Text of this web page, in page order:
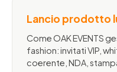
Lancio prodotto
Come OAK EVENTS
fashion: invitati VIP,
coerente, NDA,